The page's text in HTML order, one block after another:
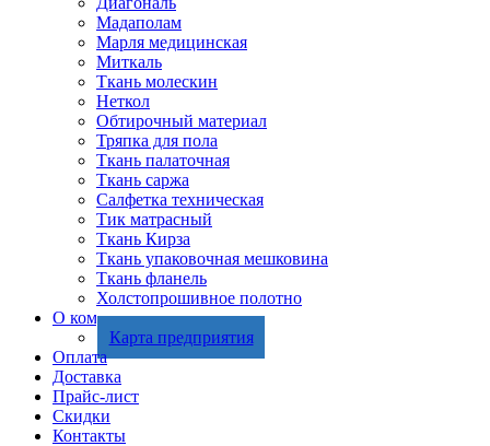
Мадаполам
Марля медицинская
Миткаль
Ткань молескин
Неткол
Обтирочный материал
Тряпка для пола
Ткань палаточная
Ткань саржа
Салфетка техническая
Тик матрасный
Ткань Кирза
Ткань упаковочная мешковина
Ткань фланель
Холстопрошивное полотно
О компании
Карта предприятия
Оплата
Доставка
Прайс-лист
Скидки
Контакты